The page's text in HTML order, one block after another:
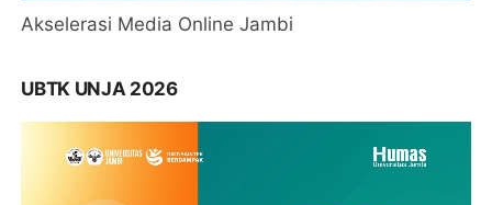
Akselerasi Media Online Jambi
UBTK UNJA 2026